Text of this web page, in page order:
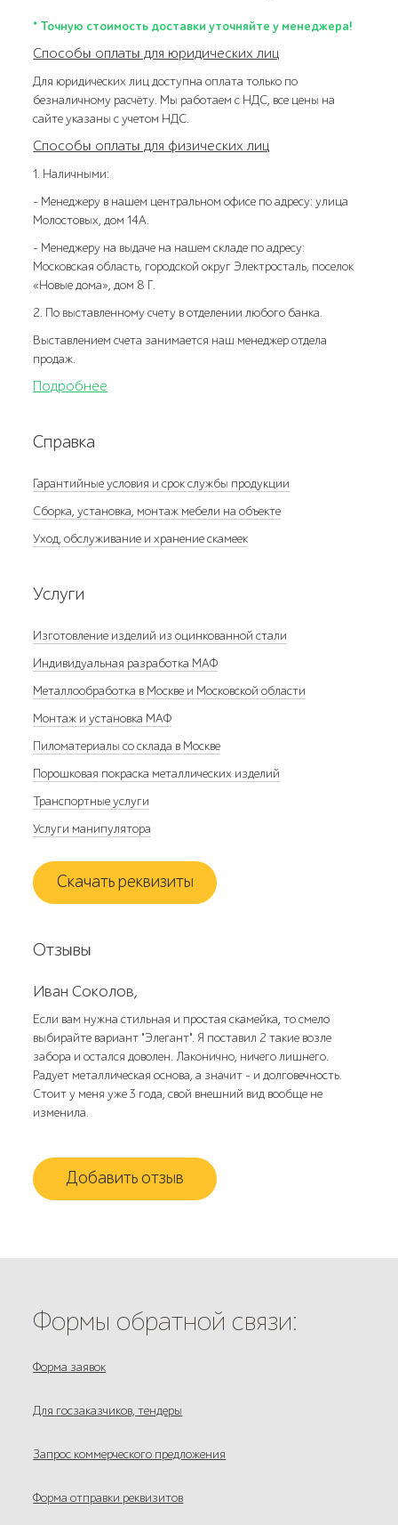
* Точную стоимость доставки уточняйте у менеджера!
Способы оплаты для юридических лиц
Для юридических лиц доступна оплата только по
безналичному расчёту. Мы работаем с НДС, все цены на
сайте указаны с учетом НДС.
Способы оплаты для физических лиц
1. Наличными:
- Менеджеру в нашем центральном офисе по адресу: улица
Молостовых, дом 14А.
- Менеджеру на выдаче на нашем складе по адресу:
Московская область, городской округ Электросталь, поселок
«Новые дома», дом 8 Г.
2. По выставленному счету в отделении любого банка.
Выставлением счета занимается наш менеджер отдела
продаж.
Подробнее
Справка
Гарантийные условия и срок службы продукции
Сборка, установка, монтаж мебели на объекте
Уход, обслуживание и хранение скамеек
Услуги
Изготовление изделий из оцинкованной стали
Индивидуальная разработка МАФ
Металлообработка в Москве и Московской области
Монтаж и установка МАФ
Пиломатериалы со склада в Москве
Порошковая покраска металлических изделий
Транспортные услуги
Услуги манипулятора
Скачать реквизиты
Отзывы
Иван Соколов,
Если вам нужна стильная и простая скамейка, то смело
выбирайте вариант "Элегант". Я поставил 2 такие возле
забора и остался доволен. Лаконично, ничего лишнего.
Радует металлическая основа, а значит - и долговечность.
Стоит у меня уже 3 года, свой внешний вид вообще не
изменила.
Добавить отзыв
Формы обратной связи:
Форма заявок
Для госзаказчиков, тендеры
Запрос коммерческого предложения
Форма отправки реквизитов